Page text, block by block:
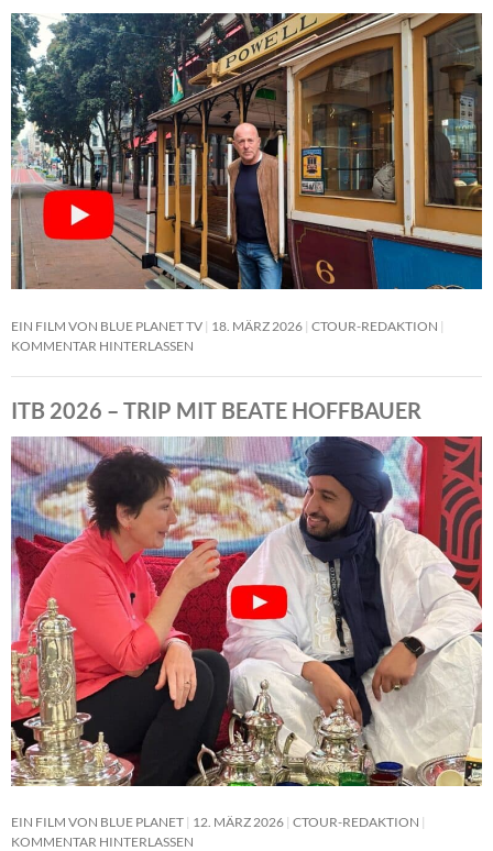
EIN FILM VON BLUE PLANET TV 18. MÄRZ 2026 CTOUR-REDAKTION
KOMMENTAR HINTERLASSEN
ITB 2026 – TRIP MIT BEATE HOFFBAUER
EIN FILM VON BLUE PLANET 12. MÄRZ 2026 CTOUR-REDAKTION
KOMMENTAR HINTERLASSEN